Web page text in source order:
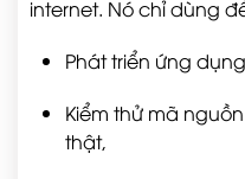
internet. Nó chỉ dùng
Phát triển ứng
Kiểm thử mã
thật,